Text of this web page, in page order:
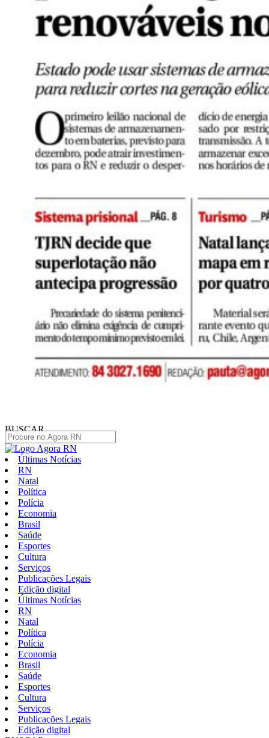
BUSCAR
Últimas Notícias
RN
Natal
Política
Polícia
Economia
Brasil
Saúde
Esportes
Cultura
Serviços
Publicações Legais
Edição digital
Últimas Notícias
RN
Natal
Política
Polícia
Economia
Brasil
Saúde
Esportes
Cultura
Serviços
Publicações Legais
Edição digital